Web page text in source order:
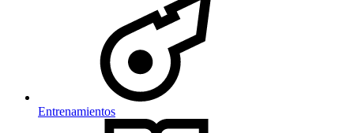
Entrenamientos